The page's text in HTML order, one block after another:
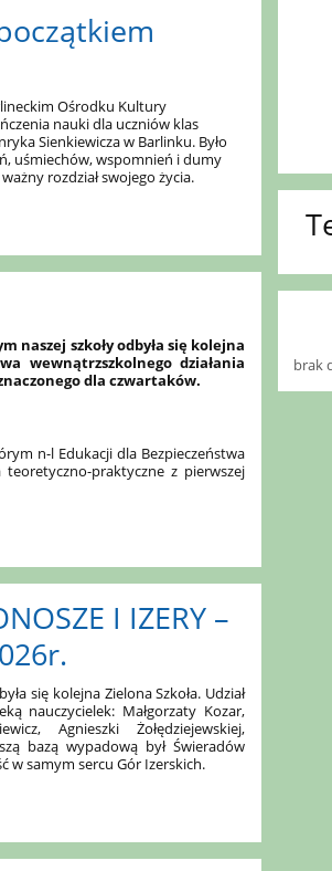
Ośrodku Kultury
nauki dla uczniów klas
Sienkiewicza w Barlinku. Było
uśmiechów, wspomnień i dumy
rozdział swojego życia.
naszej szkoły odbyła się kolejna
wewnątrzszkolnego działania
dla czwartaków.
n-l Edukacji dla Bezpieczeństwa
teoretyczno-praktyczne z pierwszej
I IZERY –
się kolejna Zielona Szkoła. Udział
nauczycielek: Małgorzaty Kozar,
Agnieszki Żołędziejewskiej,
bazą wypadową był Świeradów
w samym sercu Gór Izerskich.
brak